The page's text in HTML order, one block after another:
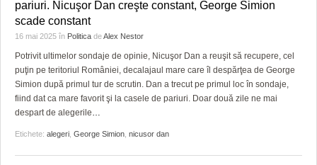
pariuri. Nicuşor Dan creşte constant, George Simion
scade constant
16 mai 2025 în Politica deAlex Nestor
Potrivit ultimelor sondaje de opinie, Nicuşor Dan a reuşit să recupere, cel
puţin pe teritoriul României, decalajaul mare care îl despărţea de George
Simion după primul tur de scrutin. Dan a trecut pe primul loc în sondaje,
fiind dat ca mare favorit şi la casele de pariuri. Doar două zile ne mai
despart de alegerile…
Etichete: alegeri, George Simion, nicusor dan